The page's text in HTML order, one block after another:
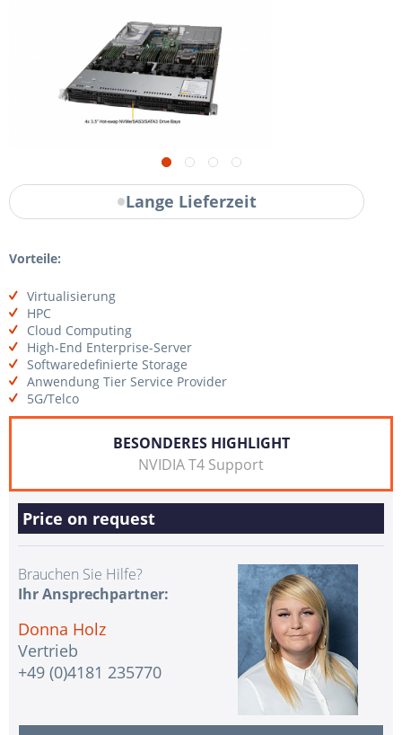
Lange Lieferzeit
Vorteile:
Virtualisierung
HPC
Cloud Computing
High-End Enterprise-Server
Softwaredefinierte Storage
Anwendung Tier Service Provider
5G/Telco
BESONDERES HIGHLIGHT
NVIDIA T4 Support
Price on request
Brauchen Sie Hilfe?
Ihr Ansprechpartner:
Donna Holz
Vertrieb
+49 (0)4181 235770